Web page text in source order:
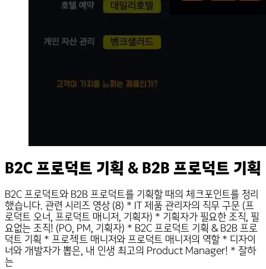
B2C 프로덕트 기획 & B2B 프로덕트 기획
B2C 프로덕트와 B2B 프로덕트를 기획할 때의 체크포인트를 정리
했습니다. 관련 시리즈 영상 (8) * IT 제품 관리자의 직무 구문 (프
로덕트 오너, 프로덕트 매니저, 기획자) * 기획자가 필요한 조직, 필
요없는 조직! (PO, PM, 기획자) * B2C 프로덕트 기획 & B2B 프로
덕트 기획 * 프로젝트 매니저와 프로덕트 매니저의 역할 * 디자이
너와 개발자가 뽑은, 내 인생 최고의 Product Manager! * 잘하
는